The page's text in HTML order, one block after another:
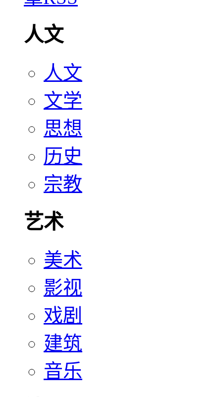
人文
人文
文学
思想
历史
宗教
艺术
美术
影视
戏剧
建筑
音乐